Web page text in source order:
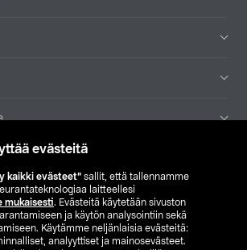
evästeitä
kaikki evästeet” sallit, että tallennamme
laitteellesi
mukaisesti. Evästeitä käytetään sivuston
ja käytön analysointiin sekä
Käytämme neljänlaisia evästeitä:
analyyttiset ja mainosevästeet.
Etsi myymälä
SE NO FI
FI SV